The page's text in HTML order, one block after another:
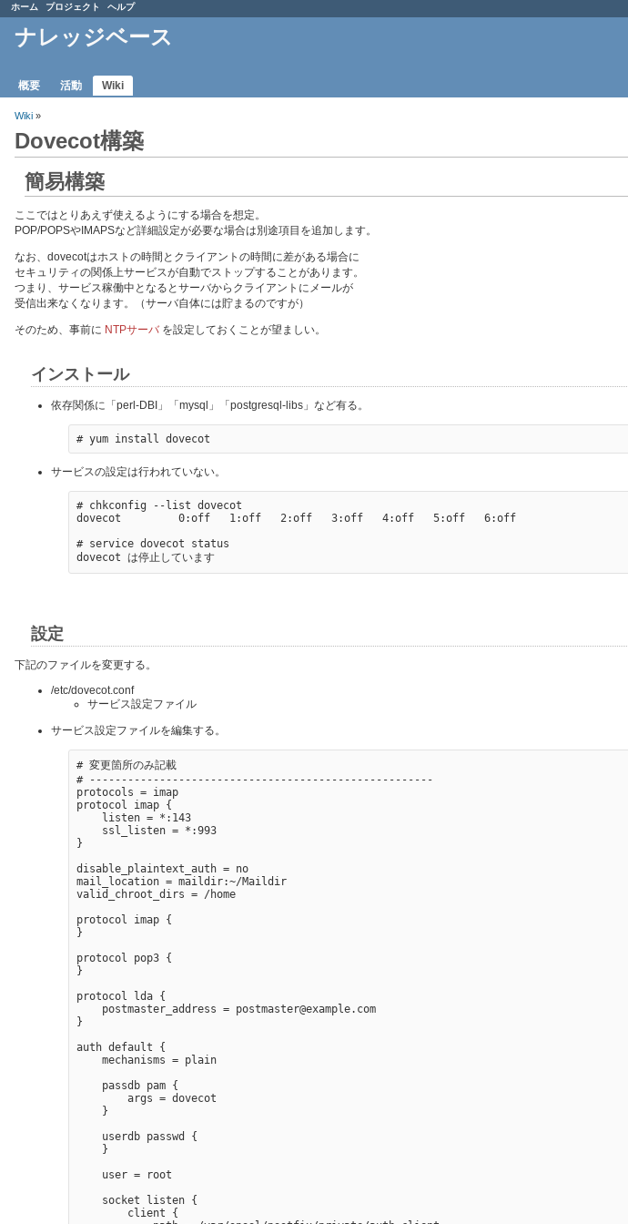
ホーム プロジェクト ヘルプ
ナレッジベース
概要 活動 Wiki
Wiki »
Dovecot構築
簡易構築
ここではとりあえず使えるようにする場合を想定。
POP/POPSやIMAPSなど詳細設定が必要な場合は別途項目を追加します。
なお、dovecotはホストの時間とクライアントの時間に差がある場合に
セキュリティの関係上サービスが自動でストップすることがあります。
つまり、サービス稼働中となるとサーバからクライアントにメールが
受信出来なくなります。（サーバ自体には貯まるのですが）
そのため、事前に NTPサーバを設定しておくことが望ましい。
インストール
依存関係に「perl-DBI」「mysql」「postgresql-libs」など有る。
サービスの設定は行われていない。
# chkconfig --list dovecot
dovecot         0:off   1:off   2:off   3:off   4:off   5:off   6:off
# service dovecot status
設定
下記のファイルを変更する。
/etc/dovecot.conf
サービス設定ファイル
サービス設定ファイルを編集する。
# 変更箇所のみ記載
# ------------------------------------------------------
protocols = imap
protocol imap {
    listen = *:143
    ssl_listen = *:993
}
disable_plaintext_auth = no
mail_location = maildir:~/Maildir
valid_chroot_dirs = /home
protocol imap {
}
protocol pop3 {
}
protocol lda {
    postmaster_address = postmaster@example.com
}
auth default {
    mechanisms = plain
    passdb pam {
        args = dovecot
    }
    userdb passwd {
    }
    user = root
    socket listen {
        client {